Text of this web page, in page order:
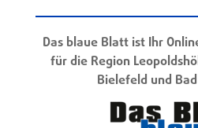
Das blaue Blatt ist Ihr
für die Region
Bielefeld und